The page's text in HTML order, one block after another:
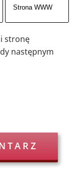
stronę
następnym